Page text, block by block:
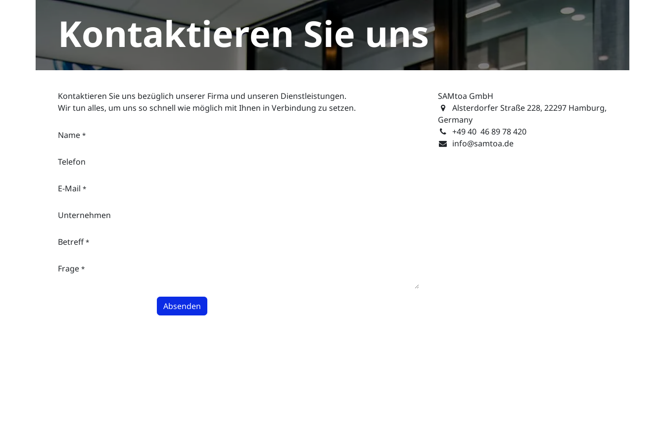
Zum Inhalt springen
Kontaktieren Sie uns
Kontaktieren Sie uns bezüglich unserer Firma und unseren Dienstleistungen.
Wir tun alles, um uns so schnell wie möglich mit Ihnen in Verbindung zu setzen.
Name *
Telefon
E-Mail *
Unternehmen
Betreff *
Frage *
Absenden
SAMtoa GmbH
Alsterdorfer Straße 228, 22297 Hamburg,
Germany
+49 40 46 89 78 420
info@samtoa.de